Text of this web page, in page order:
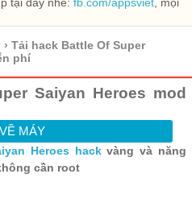
› Tải hack Battle Of Super
phí
Saiyan Heroes mod
MÁY
Heroes hackvàng và năng
cần root